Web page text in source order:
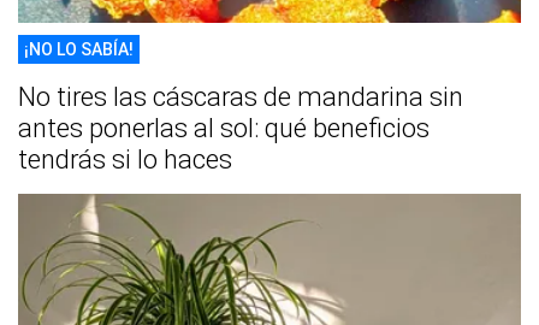
¡NO LO SABÍA!
No tires las cáscaras de mandarina sin
antes ponerlas al sol: qué beneficios
tendrás si lo haces